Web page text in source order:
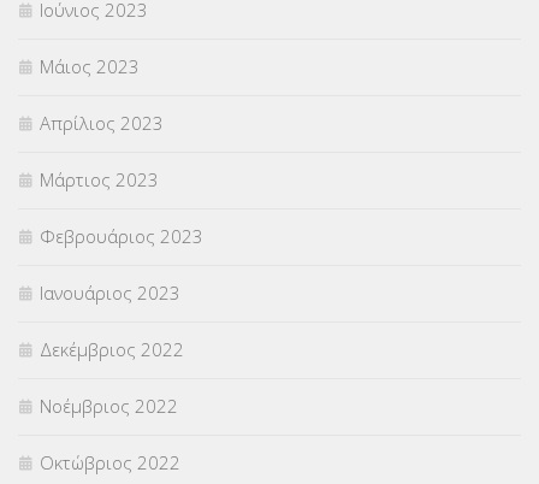
Ιούνιος 2023
Μάιος 2023
Απρίλιος 2023
Μάρτιος 2023
Φεβρουάριος 2023
Ιανουάριος 2023
Δεκέμβριος 2022
Νοέμβριος 2022
Οκτώβριος 2022